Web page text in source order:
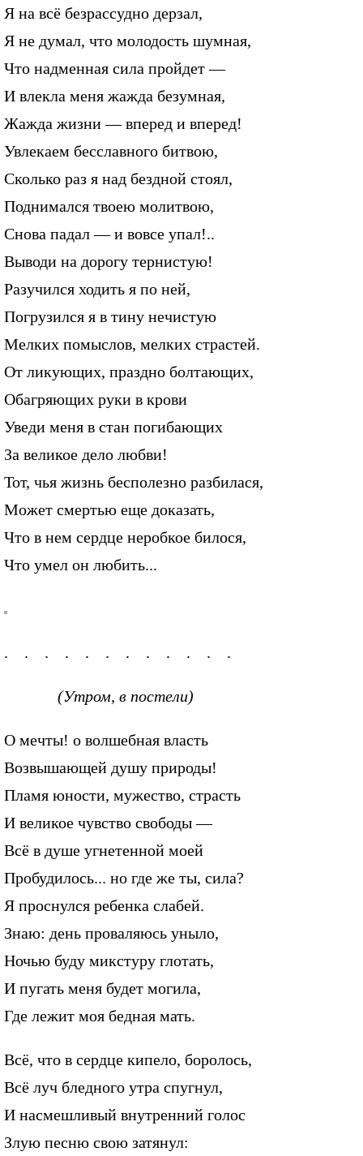
Я на всё безрассудно дерзал,
Я не думал, что молодость шумная,
Что надменная сила пройдет —
И влекла меня жажда безумная,
Жажда жизни — вперед и вперед!
Увлекаем бесславного битвою,
Сколько раз я над бездной стоял,
Поднимался твоею молитвою,
Снова падал — и вовсе упал!..
Выводи на дорогу тернистую!
Разучился ходить я по ней,
Погрузился я в тину нечистую
Мелких помыслов, мелких страстей.
От ликующих, праздно болтающих,
Обагряющих руки в крови
Уведи меня в стан погибающих
За великое дело любви!
Тот, чья жизнь бесполезно разбилася,
Может смертью еще доказать,
Что в нем сердце неробкое билося,
Что умел он любить...
. . . . . . . . . . . .
(Утром, в постели)
О мечты! о волшебная власть
Возвышающей душу природы!
Пламя юности, мужество, страсть
И великое чувство свободы —
Всё в душе угнетенной моей
Пробудилось... но где же ты, сила?
Я проснулся ребенка слабей.
Знаю: день проваляюсь уныло,
Ночью буду микстуру глотать,
И пугать меня будет могила,
Где лежит моя бедная мать.
Всё, что в сердце кипело, боролось,
Всё луч бледного утра спугнул,
И насмешливый внутренний голос
Злую песню свою затянул: